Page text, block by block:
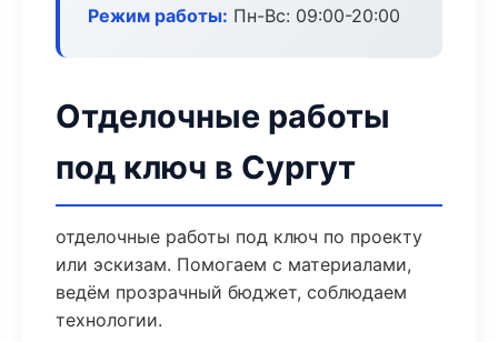
Режим работы: Пн-Вс: 09:00-20:00
Отделочные работы
под ключ в Сургут
отделочные работы под ключ по проекту
или эскизам. Помогаем с материалами,
ведём прозрачный бюджет, соблюдаем
технологии.